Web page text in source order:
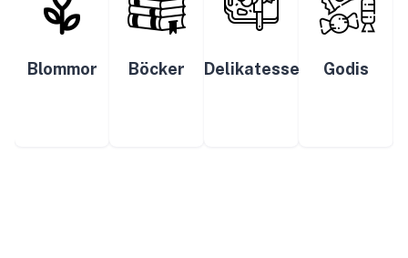
Blommor Böcker Delikatesser Godis